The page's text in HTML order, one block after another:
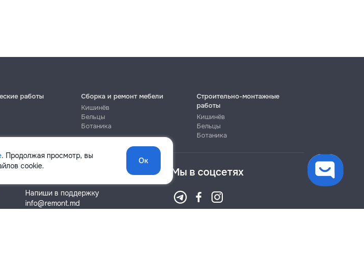
. Продолжая просмотр, вы
cookie.
Ок
работы
Сборка и ремонт мебели
Кишинёв
Бельцы
Ботаника
Строительно-монтажные
работы
Кишинёв
Бельцы
Ботаника
Помощь
Напиши в поддержку
info@remont.md
Мы в соцсетях